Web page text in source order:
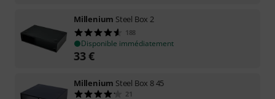
Millenium Steel Box 2
188
Disponible immédiatement
33€
Millenium Steel Box 8 45
21